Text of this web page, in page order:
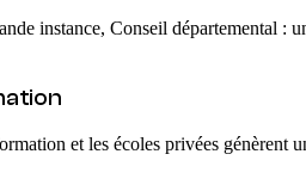
instance, Conseil départemental :
et les écoles privées génèrent